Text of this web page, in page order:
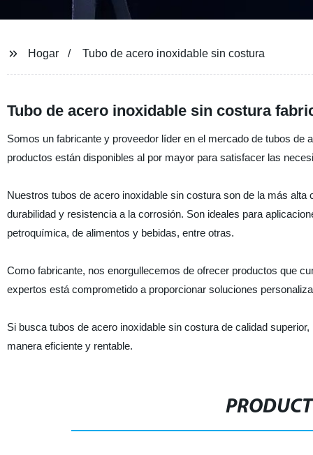
Hogar Tubo de acero inoxidable sin costura
Tubo de acero inoxidable sin costura
Somos un fabricante y proveedor líder en el mercado de tubos
productos están disponibles al por mayor para satisfacer las
Nuestros tubos de acero inoxidable sin costura son de la más
durabilidad y resistencia a la corrosión. Son ideales para
petroquímica, de alimentos y bebidas, entre otras.
Como fabricante, nos enorgullecemos de ofrecer productos que
expertos está comprometido a proporcionar soluciones
Si busca tubos de acero inoxidable sin costura de calidad
manera eficiente y rentable.